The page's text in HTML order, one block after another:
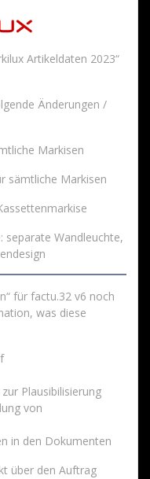
Artikeldaten 2023“
Änderungen /
Markisen
sämtliche Markisen
separate Wandleuchte,
für factu.32 v6 noch
was diese
Plausibilisierung
von
in den Dokumenten
über den Auftrag